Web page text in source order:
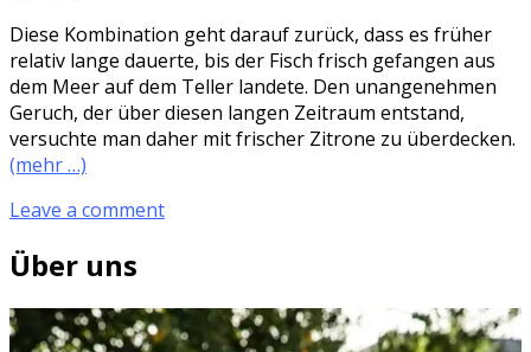
Diese Kombination geht darauf zurück, dass es früher
relativ lange dauerte, bis der Fisch frisch gefangen aus
dem Meer auf dem Teller landete. Den unangenehmen
Geruch, der über diesen langen Zeitraum entstand,
versuchte man daher mit frischer Zitrone zu überdecken.
(mehr …)
Leave a comment
Über uns